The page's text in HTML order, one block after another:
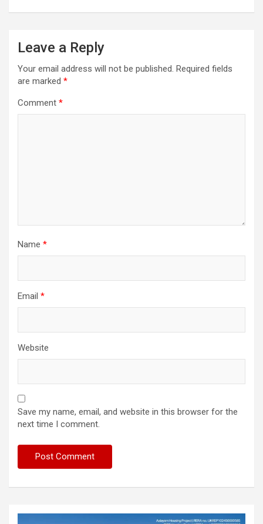
Leave a Reply
Your email address will not be published. Required fields
are marked *
Comment *
Name *
Email *
Website
Save my name, email, and website in this browser for the
next time I comment.